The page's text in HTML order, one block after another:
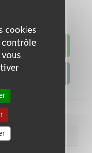
!
cookies
contrôle